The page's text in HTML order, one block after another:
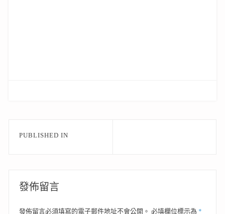
文
覽
PUBLISHED IN
發佈留言
發佈留言必須填寫的電子郵件地址不會公開。 必填欄位標示為 *